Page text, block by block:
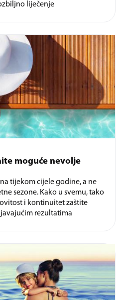
liječenje
moguće nevolje
tijekom cijele godine, a ne
sezone. Kako u svemu, tako
i kontinuitet zaštite
rezultatima